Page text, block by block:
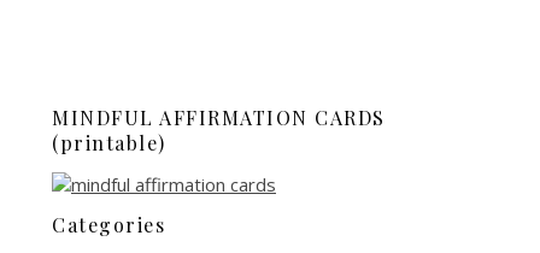
MINDFUL AFFIRMATION CARDS
(printable)
Categories